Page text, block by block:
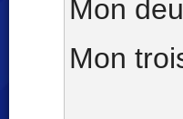
Mon
Mon